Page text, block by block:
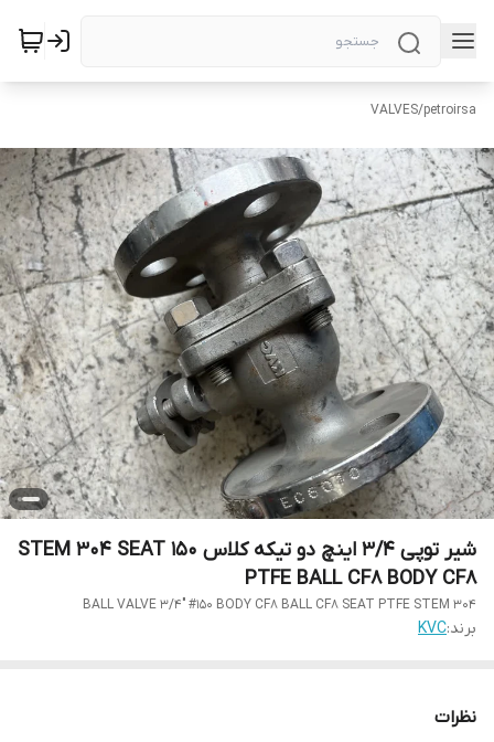
petroirsa
/
VALVES
شیر توپی 3/4 اینچ دو تیکه کلاس 150 STEM 304 SEAT
PTFE BALL CF8 BODY CF8
BALL VALVE 3/4" #150 BODY CF8 BALL CF8 SEAT PTFE STEM 304
برند:KVC
نظرات